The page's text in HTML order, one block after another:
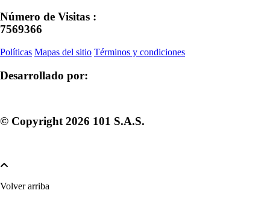
Número de Visitas :
7569366
Políticas Mapas del sitio Términos y condiciones
Desarrollado por:
© Copyright 2026 101 S.A.S.
Volver arriba